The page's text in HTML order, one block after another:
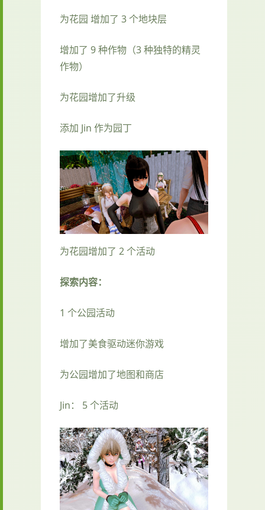
为花园 增加了 3 个地块层
增加了 9 种作物（3 种独特的精灵
作物）
为花园增加了升级
添加 Jin 作为园丁
为花园增加了 2 个活动
探索内容：
1 个公园活动
增加了美食驱动迷你游戏
为公园增加了地图和商店
Jin： 5 个活动